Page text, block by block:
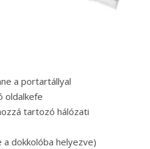
a portartállyal
oldalkefe
tartozó hálózati
dokkolóba helyezve)